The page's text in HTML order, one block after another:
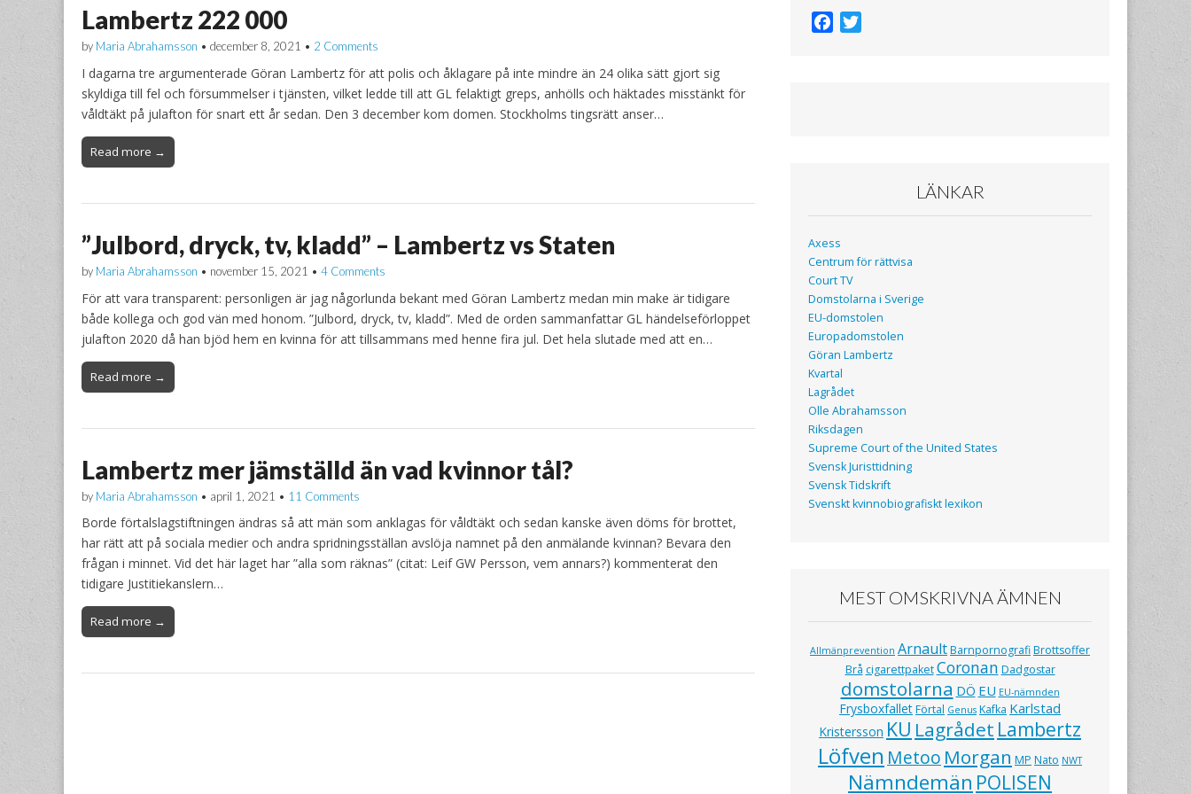
Lambertz 222 000
by Maria Abrahamsson • december 8, 2021 • 2 Comments
I dagarna tre argumenterade Göran Lambertz för att polis och åklagare på inte mindre än 24 olika sätt gjort sig
skyldiga till fel och försummelser i tjänsten, vilket ledde till att GL felaktigt greps, anhölls och häktades misstänkt för
våldtäkt på julafton för snart ett år sedan. Den 3 december kom domen. Stockholms tingsrätt anser…
Read more →
”Julbord, dryck, tv, kladd” – Lambertz vs Staten
by Maria Abrahamsson • november 15, 2021 • 4 Comments
För att vara transparent: personligen är jag någorlunda bekant med Göran Lambertz medan min make är tidigare
både kollega och god vän med honom. ”Julbord, dryck, tv, kladd”. Med de orden sammanfattar GL händelseförloppet
julafton 2020 då han bjöd hem en kvinna för att tillsammans med henne fira jul. Det hela slutade med att en…
Read more →
Lambertz mer jämställd än vad kvinnor tål?
by Maria Abrahamsson • april 1, 2021 • 11 Comments
Borde förtalslagstiftningen ändras så att män som anklagas för våldtäkt och sedan kanske även döms för brottet,
har rätt att på sociala medier och andra spridningsställan avslöja namnet på den anmälande kvinnan? Bevara den
frågan i minnet. Vid det här laget har ”alla som räknas” (citat: Leif GW Persson, vem annars?) kommenterat den
tidigare Justitiekanslern…
Read more →
LÄNKAR
Axess
Centrum för rättvisa
Court TV
Domstolarna i Sverige
EU-domstolen
Europadomstolen
Göran Lambertz
Kvartal
Lagrådet
Olle Abrahamsson
Riksdagen
Supreme Court of the United States
Svensk Juristtidning
Svensk Tidskrift
Svenskt kvinnobiografiskt lexikon
MEST OMSKRIVNA ÄMNEN
Allmänprevention ArnaultBarnpornografiBrottsoffer
Brå cigarettpaket Coronan Dadgostar
domstolarna DÖ EU EU-nämnden
FrysboxfalletFörtal Genus Kafka Karlstad
Kristersson KU Lagrådet Lambertz
Löfven Metoo Morgan MP Nato NWT
Nämndemän POLISEN